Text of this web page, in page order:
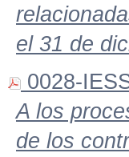
el 31 de
0028-
A los
de los